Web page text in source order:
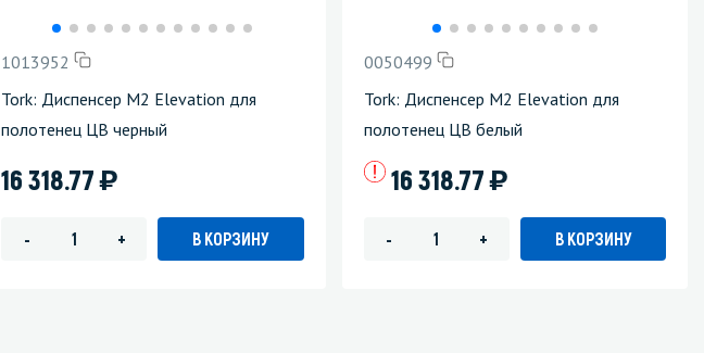
1013952
Tork: Диспенсер М2 Elevation для
полотенец ЦВ черный
16 318.77)
- + В КОРЗИНУ
0050499
Tork: Диспенсер М2 Elevation для
полотенец ЦВ белый
16 318.77)
- + В КОРЗИНУ